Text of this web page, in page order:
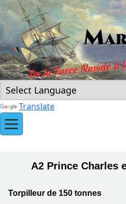
Translate
A2 Prince Charles
Torpilleur de 150 tonnes